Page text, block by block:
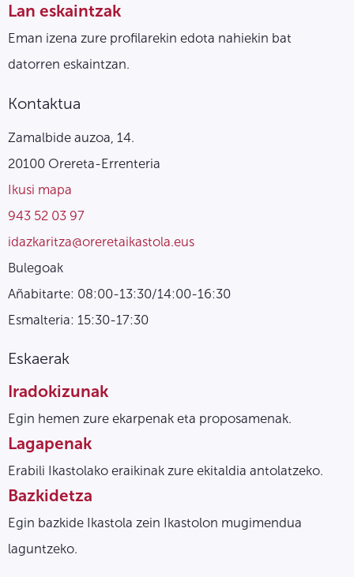
Lan eskaintzak
Eman izena zure profilarekin edota nahiekin bat
datorren eskaintzan.
Kontaktua
Zamalbide auzoa, 14.
20100 Orereta-Errenteria
Ikusi mapa
943 52 03 97
idazkaritza@oreretaikastola.eus
Bulegoak
Añabitarte: 08:00-13:30/14:00-16:30
Esmalteria: 15:30-17:30
Eskaerak
Iradokizunak
Egin hemen zure ekarpenak eta proposamenak.
Lagapenak
Erabili Ikastolako eraikinak zure ekitaldia antolatzeko.
Bazkidetza
Egin bazkide Ikastola zein Ikastolon mugimendua
laguntzeko.